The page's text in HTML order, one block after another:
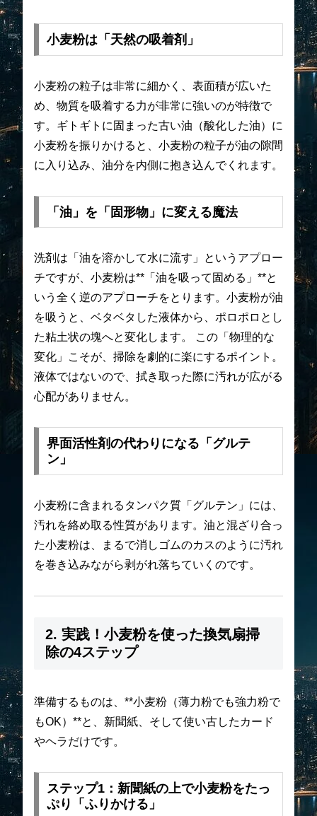
小麦粉は「天然の吸着剤」
小麦粉の粒子は非常に細かく、表面積が広いた
め、物質を吸着する力が非常に強いのが特徴で
す。ギトギトに固まった古い油（酸化した油）に
小麦粉を振りかけると、小麦粉の粒子が油の隙間
に入り込み、油分を内側に抱き込んでくれます。
「油」を「固形物」に変える魔法
洗剤は「油を溶かして水に流す」というアプロー
チですが、小麦粉は**「油を吸って固める」**と
いう全く逆のアプローチをとります。小麦粉が油
を吸うと、ベタベタした液体から、ポロポロとし
た粘土状の塊へと変化します。 この「物理的な
変化」こそが、掃除を劇的に楽にするポイント。
液体ではないので、拭き取った際に汚れが広がる
心配がありません。
界面活性剤の代わりになる「グルテ
ン」
小麦粉に含まれるタンパク質「グルテン」には、
汚れを絡め取る性質があります。油と混ざり合っ
た小麦粉は、まるで消しゴムのカスのように汚れ
を巻き込みながら剥がれ落ちていくのです。
2. 実践！小麦粉を使った換気扇掃
除の4ステップ
準備するものは、**小麦粉（薄力粉でも強力粉で
もOK）**と、新聞紙、そして使い古したカード
やヘラだけです。
ステップ1：新聞紙の上で小麦粉をたっ
ぷり「ふりかける」